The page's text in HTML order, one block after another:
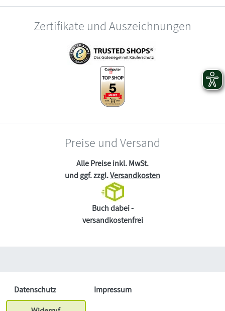
Zertifikate und Auszeichnungen
Preise und Versand
Alle Preise inkl. MwSt.
und ggf. zzgl.Versandkosten
Buch dabei -
versandkostenfrei
Datenschutz
Impressum